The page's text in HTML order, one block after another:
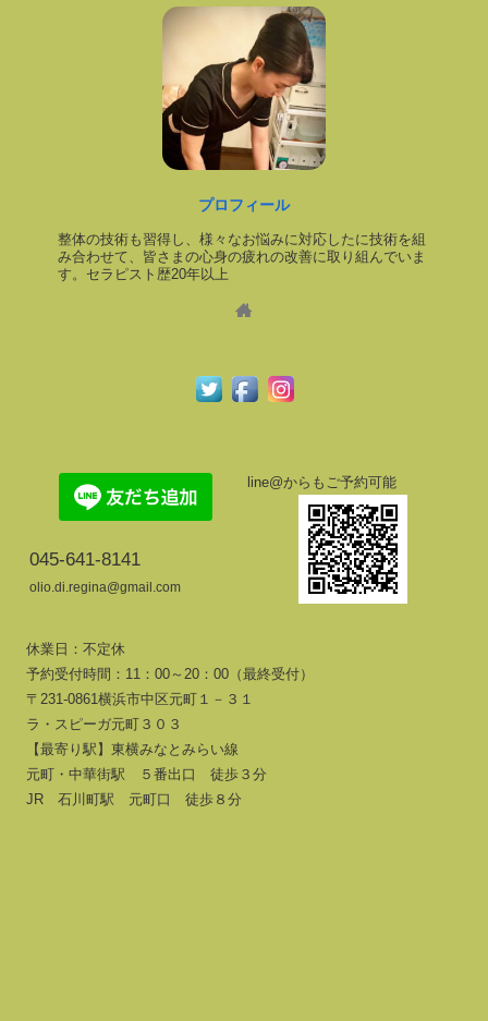
プロフィール
整体の技術も習得し、様々なお悩みに対応したに技術を組
み合わせて、皆さまの心身の疲れの改善に取り組んでいま
す。セラピスト歴20年以上
045-641-8141
olio.di.regina@gmail.com
line@からもご予約可能
休業日：不定休
予約受付時間：11：00～20：00（最終受付）
〒231-0861横浜市中区元町１－３１
ラ・スピーガ元町３０３
【最寄り駅】東横みなとみらい線
元町・中華街駅 ５番出口 徒歩３分
JR 石川町駅 元町口 徒歩８分